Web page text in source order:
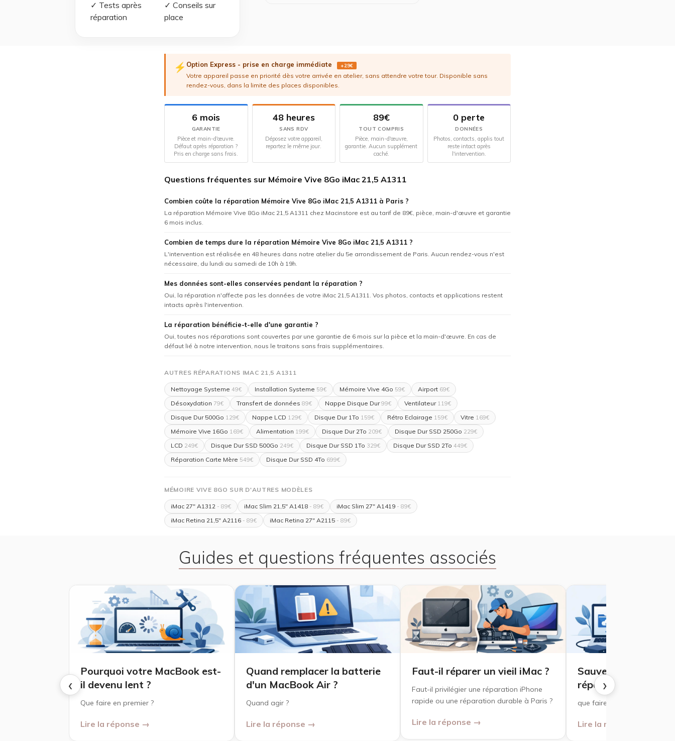
✓ Tests après
réparation
✓ Conseils sur
place
⚡ Option Express - prise en charge immédiate +29€
Votre appareil passe en priorité dès votre arrivée en atelier, sans attendre votre tour. Disponible sans
rendez-vous, dans la limite des places disponibles.
6 mois
GARANTIE
Pièce et main-d'œuvre.
Défaut après réparation ?
Pris en charge sans frais.
48 heures
SANS RDV
Déposez votre appareil,
repartez le même jour.
89€
TOUT COMPRIS
Pièce, main-d'œuvre,
garantie. Aucun supplément
caché.
0 perte
DONNÉES
Photos, contacts, applis tout
reste intact après
l'intervention.
Questions fréquentes sur Mémoire Vive 8Go iMac 21,5 A1311
Combien coûte la réparation Mémoire Vive 8Go iMac 21,5 A1311 à Paris ?
La réparation Mémoire Vive 8Go iMac 21,5 A1311 chez Macinstore est au tarif de 89€, pièce, main-d'œuvre et garantie
6 mois inclus.
Combien de temps dure la réparation Mémoire Vive 8Go iMac 21,5 A1311 ?
L'intervention est réalisée en 48 heures dans notre atelier du 5e arrondissement de Paris. Aucun rendez-vous n'est
nécessaire, du lundi au samedi de 10h à 19h.
Mes données sont-elles conservées pendant la réparation ?
Oui, la réparation n'affecte pas les données de votre iMac 21,5 A1311. Vos photos, contacts et applications restent
intacts après l'intervention.
La réparation bénéficie-t-elle d'une garantie ?
Oui, toutes nos réparations sont couvertes par une garantie de 6 mois sur la pièce et la main-d'œuvre. En cas de
défaut lié à notre intervention, nous le traitons sans frais supplémentaires.
AUTRES RÉPARATIONS IMAC 21,5 A1311
Nettoyage Systeme 49€ Installation Systeme 59€ Mémoire Vive 4Go 59€ Airport 69€
Désoxydation 79€ Transfert de données 89€ Nappe Disque Dur99€ Ventilateur119€
Disque Dur 500Go 129€ Nappe LCD 129€ Disque Dur 1To 159€ Rétro Eclairage 159€ Vitre 169€
Mémoire Vive 16Go 169€ Alimentation 199€ Disque Dur 2To 209€ Disque Dur SSD 250Go 229€
LCD 249€ Disque Dur SSD 500Go 249€ Disque Dur SSD 1To 329€ Disque Dur SSD 2To 449€
Réparation Carte Mère 549€ Disque Dur SSD 4To 699€
MÉMOIRE VIVE 8GO SUR D'AUTRES MODÈLES
iMac 27" A1312 - 89€ iMac Slim 21,5" A1418 - 89€ iMac Slim 27" A1419 - 89€
iMac Retina 21,5" A2116 - 89€ iMac Retina 27" A2115 - 89€
Guides et questions fréquentes associés
‹ ›
Pourquoi votre MacBook est-
il devenu lent ?
Que faire en premier ?
Lire la réponse →
Quand remplacer la batterie
d'un MacBook Air ?
Quand agir ?
Lire la réponse →
Faut-il réparer un vieil iMac ?
Faut-il privilégier une réparation iPhone
rapide ou une réparation durable à Paris ?
Lire la réponse →
Sauvegarde Mac
réparation
que faire ?
Lire la réponse →